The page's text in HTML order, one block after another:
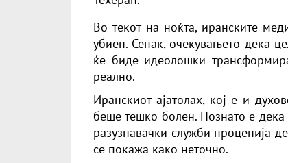
Во текот на ноќта, иранските
убиен. Сепак, очекувањето дека
ќе биде идеолошки
реално.
Иранскиот ајатолах, кој е и
беше тешко болен. Познато е
разузнавачки служби проценија
се покажа како неточно.